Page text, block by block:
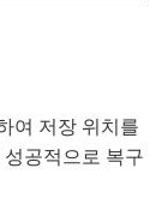
여 저장 위치를
공적으로 복구